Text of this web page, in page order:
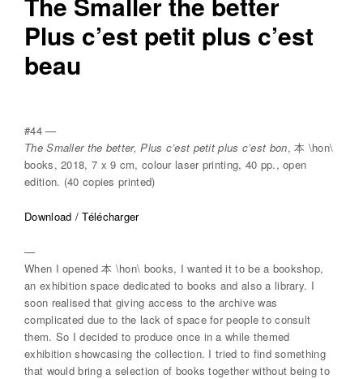
n
s
Plus c’est petit plus c’est
beau
#44 —
The Smaller the better, Plus c’est petit plus c’est bon, 本 \hon\
books, 2018, 7 x 9 cm, colour laser printing, 40 pp., open
edition. (40 copies printed)
Download / Télécharger
—
When I opened 本 \hon\ books, I wanted it to be a bookshop,
an exhibition space dedicated to books and also a library. I
soon realised that giving access to the archive was
complicated due to the lack of space for people to consult
them. So I decided to produce once in a while themed
exhibition showcasing the collection. I tried to find something
that would bring a selection of books together without being to